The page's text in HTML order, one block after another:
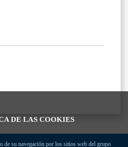
DE LAS COOKIES
de su navegación por los sitios web del grupo